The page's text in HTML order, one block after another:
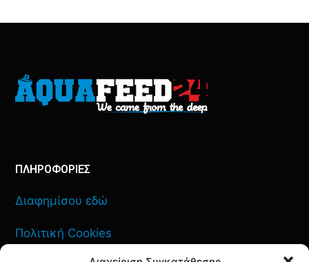
ΠΛΗΡΟΦΟΡΙΕΣ
Διαφημίσου εδώ
Πολιτική Cookies